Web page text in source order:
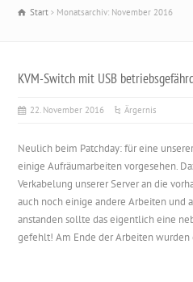
Start Monatsarchiv: November 2016
KVM-Switch mit USB
22. November 2016 Ärgernis
Neulich beim Patchday: für eine
einige Aufräumarbeiten vorgesehen.
Verkabelung unserer Server an die
auch noch einige andere Arbeiten und
anstanden sollte das eigentlich eine
gefehlt! Am Ende der Arbeiten